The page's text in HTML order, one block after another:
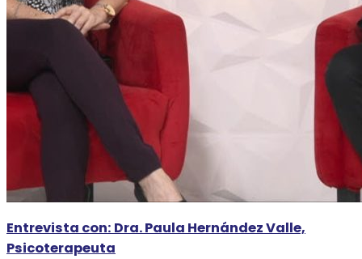
Entrevista con: Dra. Paula Hernández Valle,
Psicoterapeuta